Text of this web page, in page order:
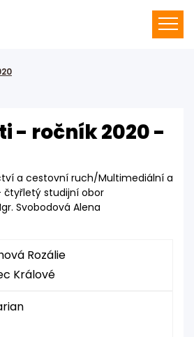
- ročník 2020 -
a cestovní ruch/Multimediální a
studijní obor
Svobodová Alena
Rozálie
Králové